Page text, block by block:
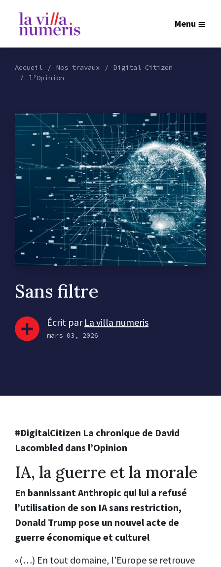
Menu
Accueil Nos travaux
Digital Citizen
l’Opinion
Sans filtre
Écrit par La villa numeris
mars 03, 2026
#DigitalCitizen La chronique de David
Lacombled dans l’Opinion
IA, la guerre et la morale
En bannissant Anthropic qui lui a refusé
l’utilisation de son IA sans restriction,
Donald Trump pose un nouvel acte de
guerre économique et culturel
«(…) En tout domaine, l’Europe se retrouve